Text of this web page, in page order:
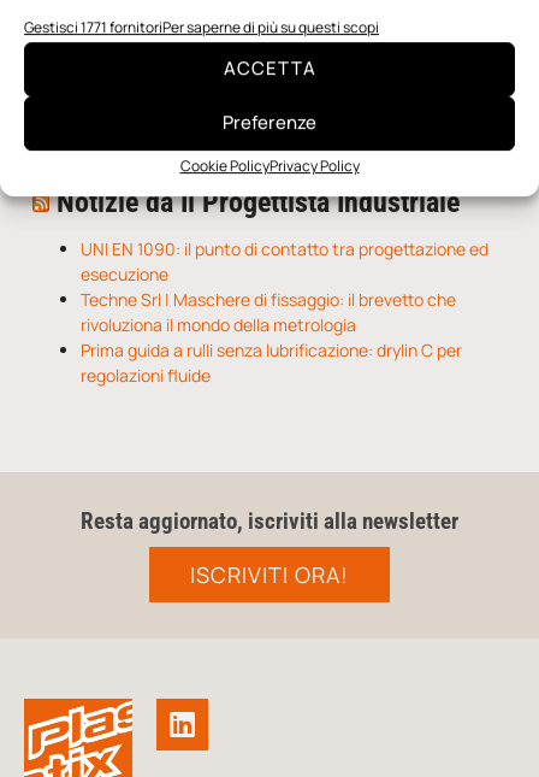
Gestisci 1771 fornitoriPer saperne di più su questi scopi
ACCETTA
Preferenze
Cookie PolicyPrivacy Policy
I nanonastri di grafene come potenziali sensori per i
Una nuova mano robotica passa da una pinza all’altra
O-Ring, tecnica e applicazioni
Notizie da Il Progettista Industriale
UNI EN 1090: il punto di contatto tra progettazione ed
esecuzione
Techne Srl | Maschere di fissaggio: il brevetto che
rivoluziona il mondo della metrologia
Prima guida a rulli senza lubrificazione: drylin C per
regolazioni fluide
Resta aggiornato, iscriviti alla newsletter
ISCRIVITI ORA!